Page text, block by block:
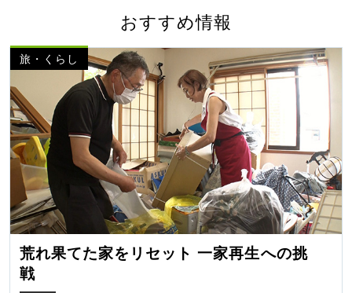
おすすめ情報
旅・くらし
荒れ果てた家をリセット 一家再生への挑
戦